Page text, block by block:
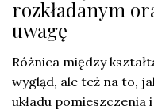
rozkładanym
uwagę
Różnica między
wygląd, ale też na to,
układu pomieszczenia